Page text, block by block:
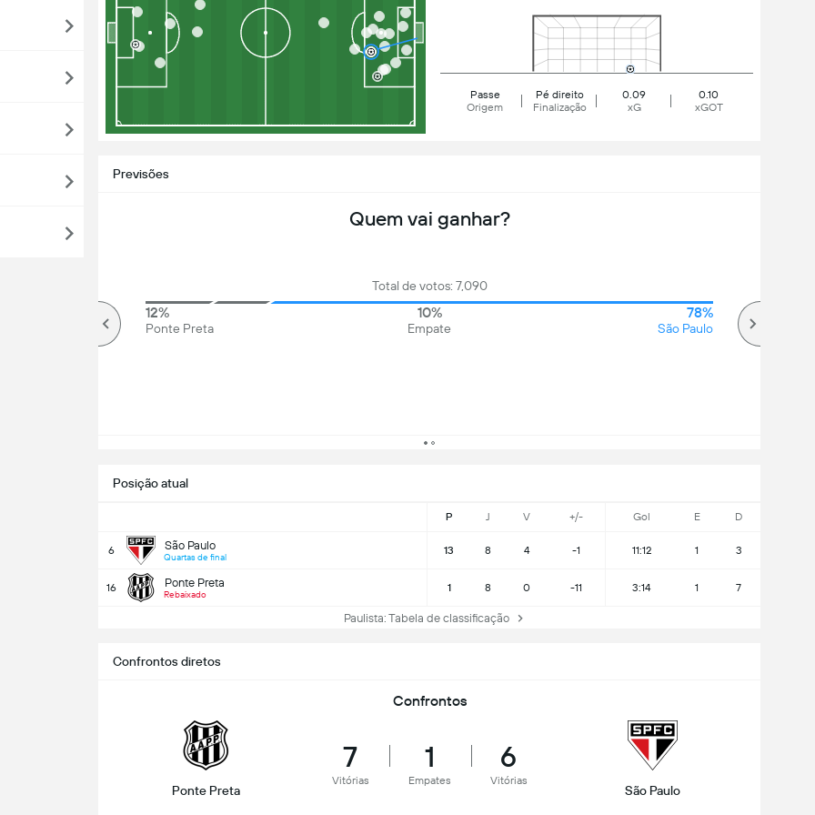
Passe
Origem
Pé direito
Finalização
0.09
xG
0.10
xGOT
Posição atual
P J V +/- Gol E D
6 São Paulo
Quartas de final
13 8 4 -1 11:12 1 3
16 Ponte Preta
Rebaixado
1 8 0 -11 3:14 1 7
Paulista: Tabela de classificação
Previsões
Quem vai ganhar?
Total de votos: 7,090
12%
Ponte Preta
10%
Empate
78%
São Paulo
Confrontos diretos
Confrontos
Ponte Preta
7
Vitórias
1
Empates
6
Vitórias
São Paulo